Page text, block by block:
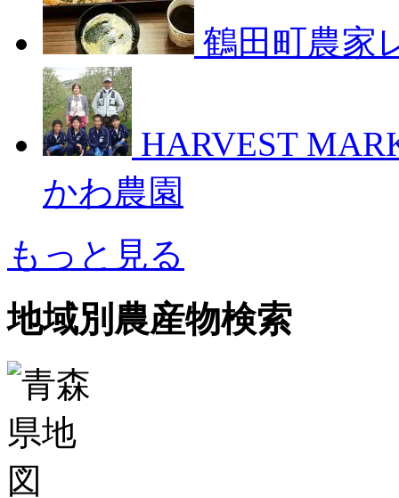
鶴田町農家
HARVEST
かわ農園
もっと見る
地域別農産物検索